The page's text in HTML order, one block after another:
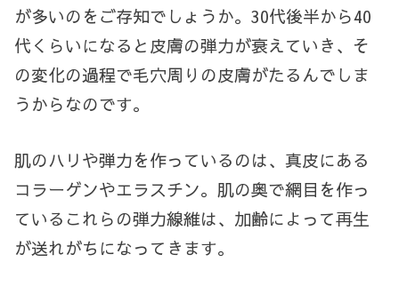
が多いのをご存知でしょうか。30代後半から40
代くらいになると皮膚の弾力が衰えていき、そ
の変化の過程で毛穴周りの皮膚がたるんでしま
うからなのです。
肌のハリや弾力を作っているのは、真皮にある
コラーゲンやエラスチン。肌の奥で網目を作っ
ているこれらの弾力線維は、加齢によって再生
が送れがちになってきます。